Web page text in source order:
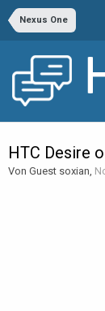
Nexus One
HTC Desire
Von Guest soxian,